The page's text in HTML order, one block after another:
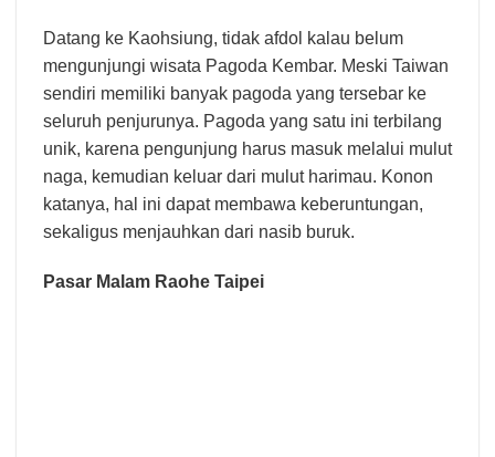
Datang ke Kaohsiung, tidak afdol kalau belum
mengunjungi wisata Pagoda Kembar. Meski Taiwan
sendiri memiliki banyak pagoda yang tersebar ke
seluruh penjurunya. Pagoda yang satu ini terbilang
unik, karena pengunjung harus masuk melalui mulut
naga, kemudian keluar dari mulut harimau. Konon
katanya, hal ini dapat membawa keberuntungan,
sekaligus menjauhkan dari nasib buruk.
Pasar Malam Raohe Taipei